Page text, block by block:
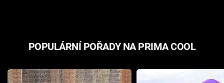
POPULÁRNÍ POŘADY NA PRIMA COOL